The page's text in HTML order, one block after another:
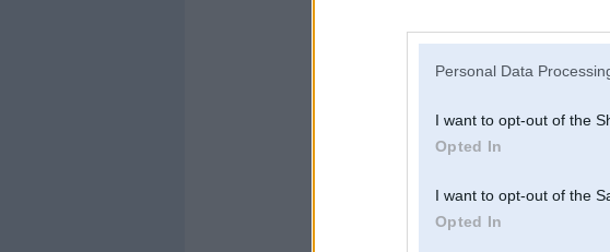
Personal Data
I want to opt-out of the
Opted In
I want to opt-out of the
Opted In